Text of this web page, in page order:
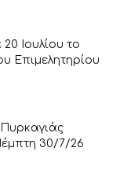
Ιουλίου το
Επιμελητηρίου
30/7/26